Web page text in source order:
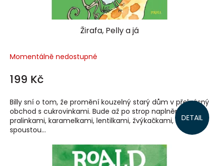
Žirafa, Pelly a já
Momentálně nedostupné
199 Kč
DETAIL
Billy sní o tom, že promění kouzelný starý dům v překrásný
obchod s cukrovinkami. Bude až po strop naplněný
pralinkami, karamelkami, lentilkami, žvýkačkami, lízátky a
spoustou...